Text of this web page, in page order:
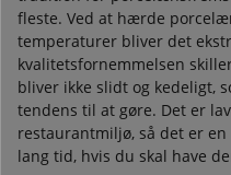
fleste. Ved at hærde
temperaturer bliver det
kvalitetsfornemmelsen
bliver ikke slidt og kedeligt,
tendens til at gøre. Det er
restaurantmiljø, så det er
lang tid, hvis du skal have